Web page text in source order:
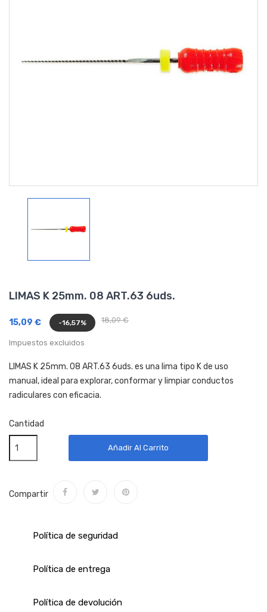
LIMAS K 25mm. 08 ART.63 6uds.
18,09 €
15,09 € -16,57%
Impuestos excluidos
LIMAS K 25mm. 08 ART.63 6uds. es una lima tipo K de uso
manual, ideal para explorar, conformar y limpiar conductos
radiculares con eficacia.
Cantidad
Añadir Al Carrito
Compartir
Política de seguridad
Política de entrega
Política de devolución